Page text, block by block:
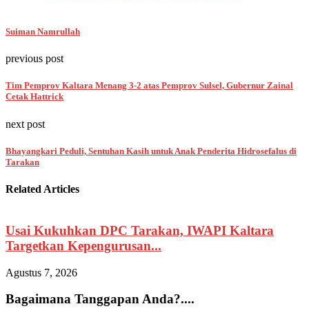
Suiman Namrullah
previous post
Tim Pemprov Kaltara Menang 3-2 atas Pemprov Sulsel, Gubernur Zainal
Cetak Hattrick
next post
Bhayangkari Peduli, Sentuhan Kasih untuk Anak Penderita Hidrosefalus di
Tarakan
Related Articles
Usai Kukuhkan DPC Tarakan, IWAPI Kaltara
Targetkan Kepengurusan...
Agustus 7, 2026
Bagaimana Tanggapan Anda?....